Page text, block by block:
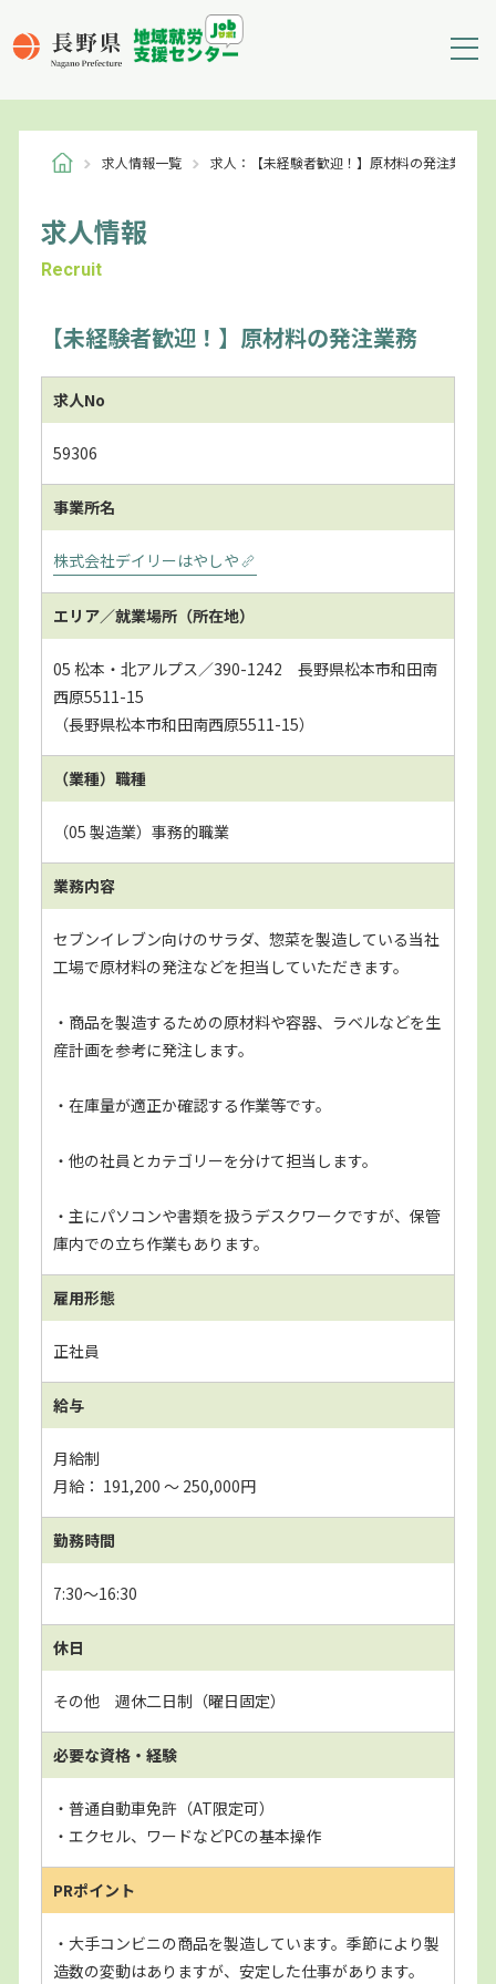
求人情報一覧 求人：【未経験者歓迎！】原材料の発注業務
求人情報
Recruit
【未経験者歓迎！】原材料の発注業務
求人No
59306
事業所名
株式会社デイリーはやしや
エリア／就業場所（所在地）
05 松本・北アルプス／390-1242 長野県松本市和田南
西原5511-15
（長野県松本市和田南西原5511-15）
（業種）職種
（05 製造業）事務的職業
業務内容
セブンイレブン向けのサラダ、惣菜を製造している当社
工場で原材料の発注などを担当していただきます。
・商品を製造するための原材料や容器、ラベルなどを生
産計画を参考に発注します。
・在庫量が適正か確認する作業等です。
・他の社員とカテゴリーを分けて担当します。
・主にパソコンや書類を扱うデスクワークですが、保管
庫内での立ち作業もあります。
雇用形態
正社員
給与
月給制
月給： 191,200 〜 250,000円
勤務時間
7:30～16:30
休日
その他 週休二日制（曜日固定）
必要な資格・経験
・普通自動車免許（AT限定可）
・エクセル、ワードなどPCの基本操作
PRポイント
・大手コンビニの商品を製造しています。季節により製
造数の変動はありますが、安定した仕事があります。